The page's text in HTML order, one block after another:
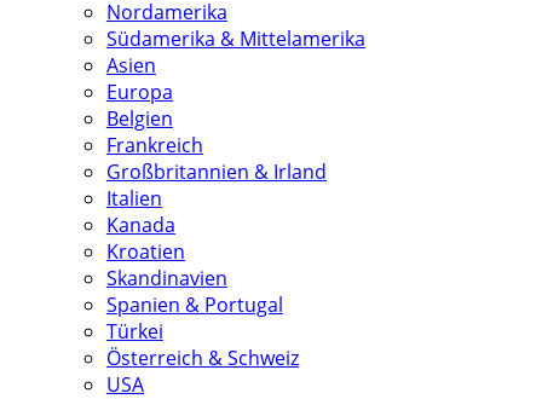
Nordamerika
Südamerika & Mittelamerika
Asien
Europa
Belgien
Frankreich
Großbritannien & Irland
Italien
Kanada
Kroatien
Skandinavien
Spanien & Portugal
Türkei
Österreich & Schweiz
USA